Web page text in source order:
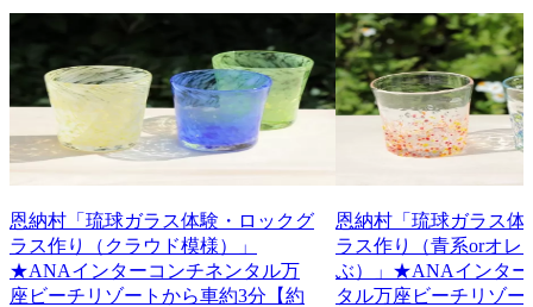
恩納村「琉球ガラス体験・ロックグ
ラス作り（クラウド模様）」
★ANAインターコンチネンタル万
座ビーチリゾートから車約3分【約
恩納村「琉球ガラス体
ラス作り（青系orオレ
ぶ）」★ANAインター
タル万座ビーチリゾー